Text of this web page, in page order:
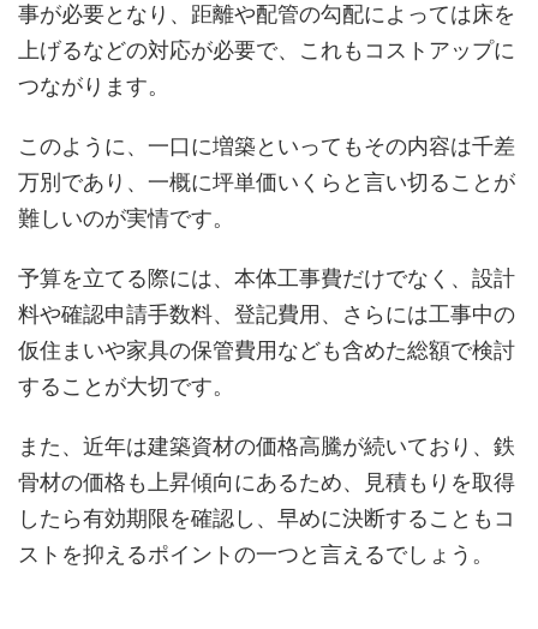
事が必要となり、距離や配管の勾配によっては床を
上げるなどの対応が必要で、これもコストアップに
つながります。
このように、一口に増築といってもその内容は千差
万別であり、一概に坪単価いくらと言い切ることが
難しいのが実情です。
予算を立てる際には、本体工事費だけでなく、設計
料や確認申請手数料、登記費用、さらには工事中の
仮住まいや家具の保管費用なども含めた総額で検討
することが大切です。
また、近年は建築資材の価格高騰が続いており、鉄
骨材の価格も上昇傾向にあるため、見積もりを取得
したら有効期限を確認し、早めに決断することもコ
ストを抑えるポイントの一つと言えるでしょう。